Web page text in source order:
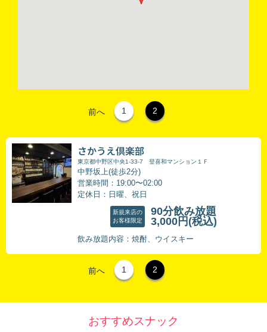
前へ 1 2
さかうえ倶楽部
東京都中野区中央1-33-7 登喜和マンション１Ｆ
中野坂上(徒歩2分)
営業時間：19:00〜02:00
定休日：日曜、祝日
新規来店の
お客様限定
90分飲み放題
3,000円 (税込)
飲み放題内容：焼酎、ウイスキー
前へ 1 2
おすすめスナック